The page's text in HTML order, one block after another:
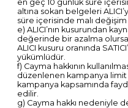
en geç 10 günlük süre
altına sokan belgeleri
süre içerisinde malı
e) ALICI’nın kusurundan
değerinde bir azalma olursa
ALICI kusuru oranında
yükümlüdür.
f) Cayma hakkının
düzenlenen kampanya limit
kampanya kapsamında
edilir.
g) Cayma hakkı nedeniyle